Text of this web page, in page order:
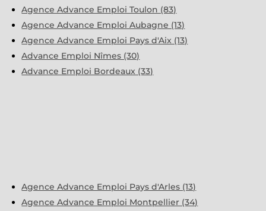
Agence Advance Emploi Toulon (83)
Agence Advance Emploi Aubagne (13)
Agence Advance Emploi Pays d'Aix (13)
Advance Emploi Nîmes (30)
Advance Emploi Bordeaux (33)
Agence Advance Emploi Pays d'Arles (13)
Agence Advance Emploi Montpellier (34)